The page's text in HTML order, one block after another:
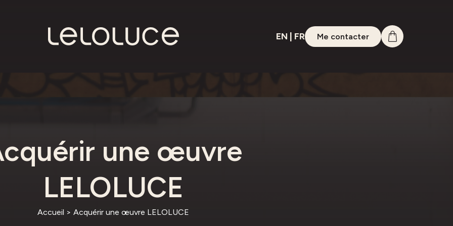
EN FR Me contacter
une œuvre
LELOLUCE
Accueil > Acquérir une œuvre LELOLUCE